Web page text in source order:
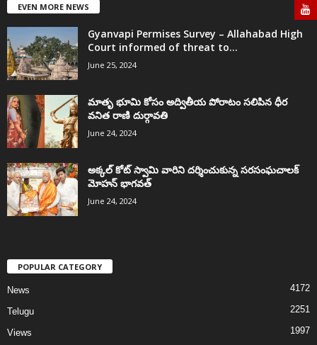
EVEN MORE NEWS
Gyanvapi Permises Survey – Allahabad High
Court informed of threat to...
June 25, 2024
మాతృ భూమి కోసం అద్వితీయ పోరాటం సలిపిన ధీర
వనిత రాణి దుర్గావతి
June 24, 2024
అక్కల్‌ కోట్‌ స్వామి వారిని దర్శించుకున్న సరసంఘచాలక్
మోహన్ భాగవత్
June 24, 2024
POPULAR CATEGORY
News 4172
Telugu 2251
Views 1997